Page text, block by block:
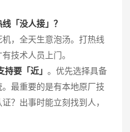
「没人接」？
，全天生意泡汤。打热线
技术人员上门。
持要「近」。优先选择具备
最重要的是有本地原厂技
？出事时能立刻找到人，